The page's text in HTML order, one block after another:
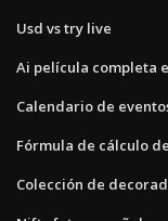
Usd vs try live
Ai película completa
Calendario de
Fórmula de cálculo
Colección de